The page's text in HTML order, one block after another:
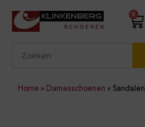
0
Home » Damesschoenen » Sandalen